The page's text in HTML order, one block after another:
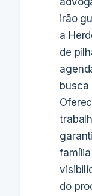
irão
a
de
busca
do